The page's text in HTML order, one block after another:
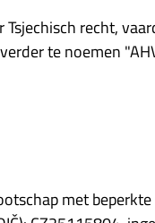
recht,
te noemen
met